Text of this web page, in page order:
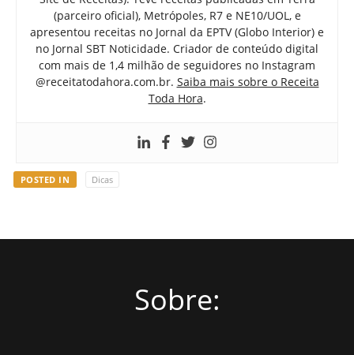
(parceiro oficial), Metrópoles, R7 e NE10/UOL, e
apresentou receitas no Jornal da EPTV (Globo Interior) e
no Jornal SBT Noticidade. Criador de conteúdo digital
com mais de 1,4 milhão de seguidores no Instagram
@receitatodahora.com.br. Saiba mais sobre o Receita
Toda Hora.
POSTED IN Dicas
Sobre: